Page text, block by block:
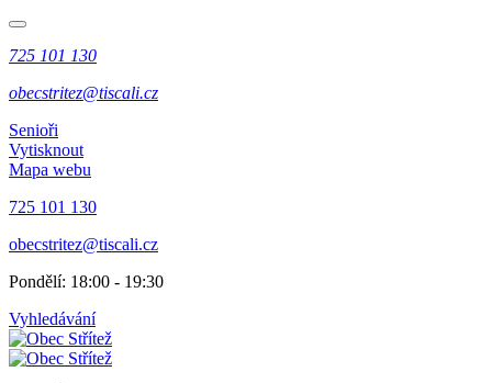
725 101 130
obecstritez@tiscali.cz
Senioři
Vytisknout
Mapa webu
725 101 130
obecstritez@tiscali.cz
Pondělí: 18:00 - 19:30
Vyhledávání